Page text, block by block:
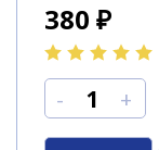
380 ₽
- +